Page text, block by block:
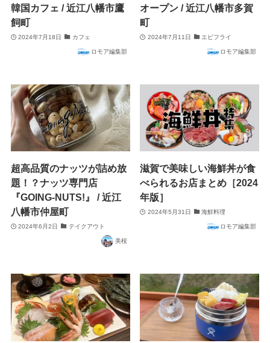
韓国カフェ / 近江八幡市鷹
飼町
2024年7月18日 カフェ
ロモア編集部
オープン / 近江八幡市多賀
町
2024年7月11日 エビフライ
ロモア編集部
超高品質のナッツが詰め放
題！？ナッツ専門店
『GOING-NUTS!』 / 近江
八幡市仲屋町
2024年6月2日 テイクアウト
美桜
滋賀で美味しい海鮮丼が食
べられるお店まとめ［2024
年版］
2024年5月31日 海鮮料理
ロモア編集部